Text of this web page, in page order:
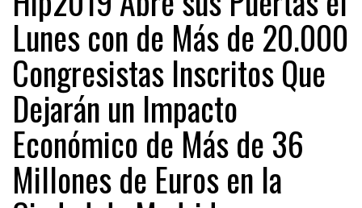
Lunes con de Más de 20.000
Congresistas Inscritos Que
Dejarán un Impacto
Económico de Más de 36
Millones de Euros en la